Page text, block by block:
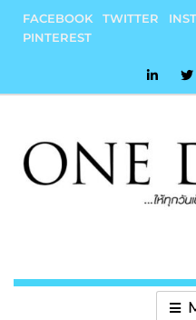
content
FACEBOOK TWITTER
PINTEREST